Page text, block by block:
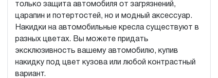
только защита автомобиля от загрязнений,
царапин и потертостей, но и модный аксессуар.
Накидки на автомобильные кресла существуют в
разных цветах. Вы можете придать
эксклюзивность вашему автомобилю, купив
накидку под цвет кузова или любой контрастный
вариант.